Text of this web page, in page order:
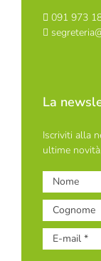
091 973
La
Iscriviti alla
ultime